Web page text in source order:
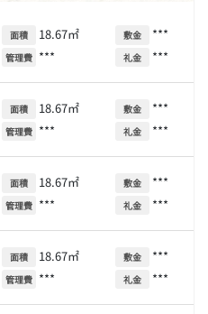
面積 18.67㎡
管理費 ***
敷金 ***
礼金 ***
面積 18.67㎡
管理費 ***
敷金 ***
礼金 ***
面積 18.67㎡
管理費 ***
敷金 ***
礼金 ***
面積 18.67㎡
管理費 ***
敷金 ***
礼金 ***